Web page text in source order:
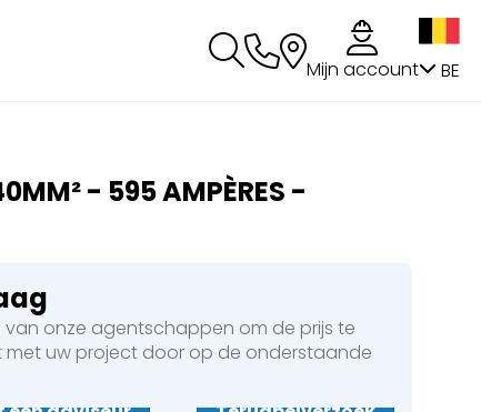
Mijn account BE
- 595 AMPÈRES -
onze agentschappen om de prijs te
met uw project door op de onderstaande